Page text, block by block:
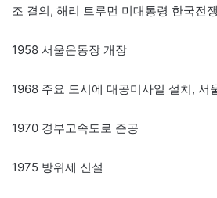
조 결의, 해리 트루먼 미대통령 한국전
1958 서울운동장 개장
1968 주요 도시에 대공미사일 설치, 서
1970 경부고속도로 준공
1975 방위세 신설